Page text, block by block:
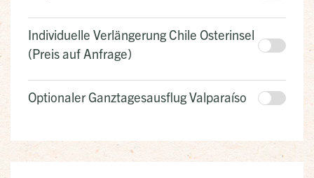
Individuelle Verlängerung Chile Osterinsel
(Preis auf Anfrage)
Optionaler Ganztagesausflug Valparaíso